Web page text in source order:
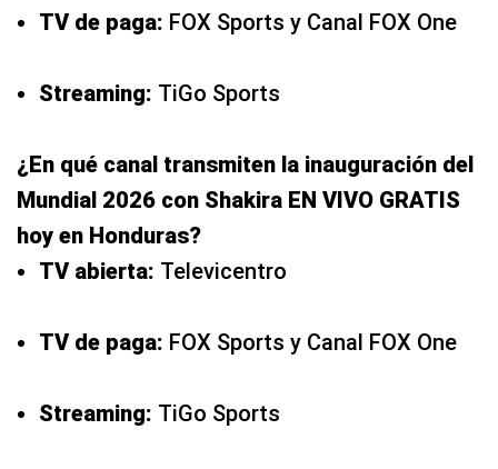
TV de paga: FOX Sports y Canal FOX One
Streaming: TiGo Sports
¿En qué canal transmiten la inauguración del
Mundial 2026 con Shakira EN VIVO GRATIS
hoy en Honduras?
TV abierta: Televicentro
TV de paga: FOX Sports y Canal FOX One
Streaming: TiGo Sports